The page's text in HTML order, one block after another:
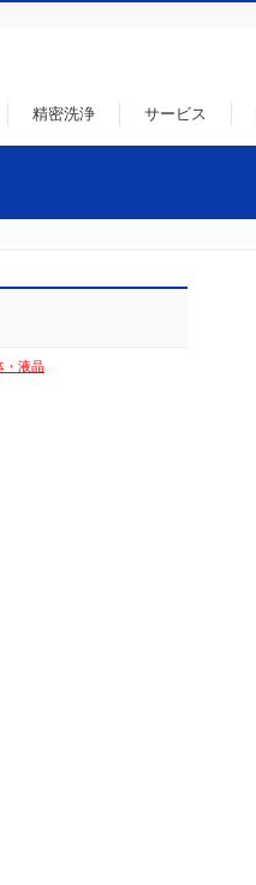
精密洗浄 サービス
・液晶